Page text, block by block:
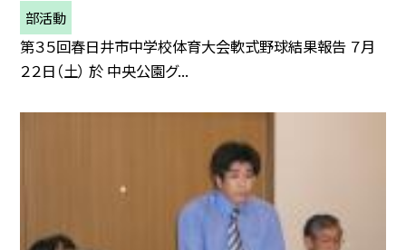
部活動
第３５回春日井市中学校体育大会軟式野球結果報告 ７月
２２日（土） 於 中央公園グ...